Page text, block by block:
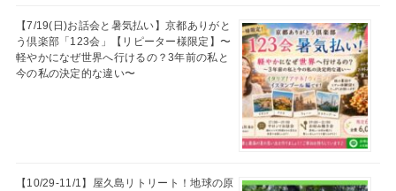
【7/19(日)お話会と暑気払い】京都ありがと
う倶楽部「123会」【リピーター様限定】〜
軽やかになぜ世界へ行けるの？3年前の私と
今の私の決定的な違い〜
【10/29-11/1】屋久島リトリート！地球の原